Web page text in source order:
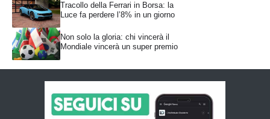
Tracollo della Ferrari in Borsa: la
Luce fa perdere l’8% in un giorno
Non solo la gloria: chi vincerà il
Mondiale vincerà un super premio